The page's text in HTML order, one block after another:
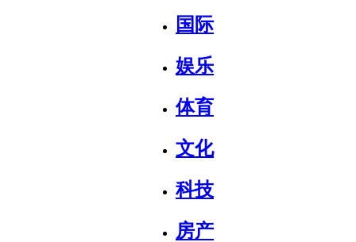
国际
娱乐
体育
文化
科技
房产